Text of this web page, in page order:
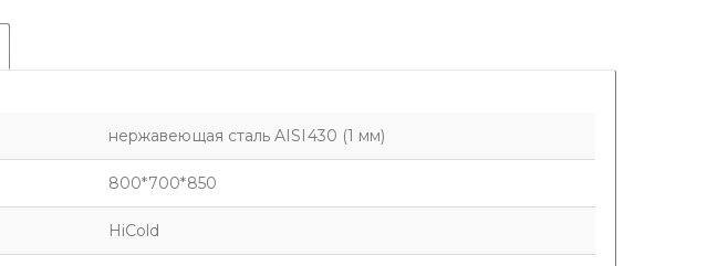
нержавеющая сталь AISI430 (1 мм)
800*700*850
HiCold